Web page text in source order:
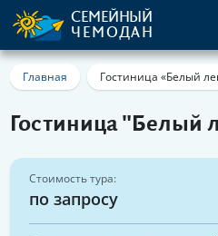
СЕМЕЙНЫЙ
ЧЕМОДАН
Главная Гостиница «Белый
Гостиница "Белый
Стоимость тура:
по запросу